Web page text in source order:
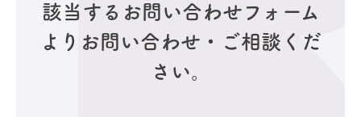
該当するお問い合わせフォーム
より お問い合わせ・ご相談くだ
さい。